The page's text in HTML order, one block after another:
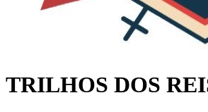
TRILHOS DOS